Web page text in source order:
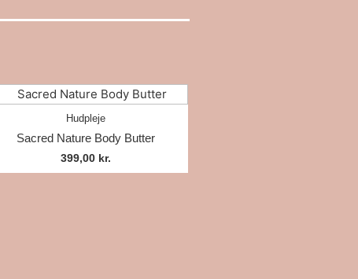
Hudpleje
Sacred Nature Body Butter
399,00 kr.